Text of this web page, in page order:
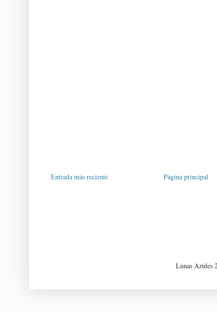
Entrada más reciente Página principal
Lunas Azules